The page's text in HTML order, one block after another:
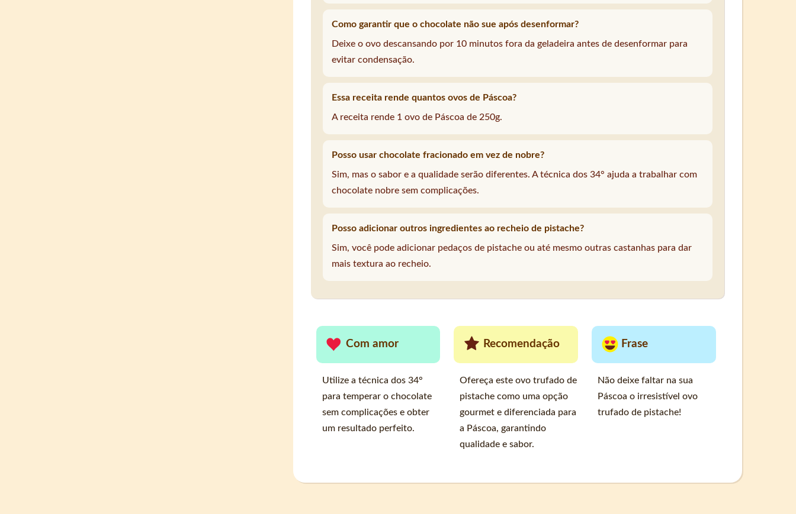
Como garantir que o chocolate não sue após desenformar?
Deixe o ovo descansando por 10 minutos fora da geladeira antes de desenformar para
evitar condensação.
Essa receita rende quantos ovos de Páscoa?
A receita rende 1 ovo de Páscoa de 250g.
Posso usar chocolate fracionado em vez de nobre?
Sim, mas o sabor e a qualidade serão diferentes. A técnica dos 34° ajuda a trabalhar com
chocolate nobre sem complicações.
Posso adicionar outros ingredientes ao recheio de pistache?
Sim, você pode adicionar pedaços de pistache ou até mesmo outras castanhas para dar
mais textura ao recheio.
Com amor
Utilize a técnica dos 34°
para temperar o chocolate
sem complicações e obter
um resultado perfeito.
Recomendação
Ofereça este ovo trufado de
pistache como uma opção
gourmet e diferenciada para
a Páscoa, garantindo
qualidade e sabor.
Frase
Não deixe faltar na sua
Páscoa o irresistível ovo
trufado de pistache!